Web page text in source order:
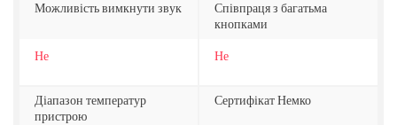
Можливість вимкнути звук
Не
Співпраця з багатьма
кнопками
Не
Діапазон температур
пристрою
Сертифікат Немко